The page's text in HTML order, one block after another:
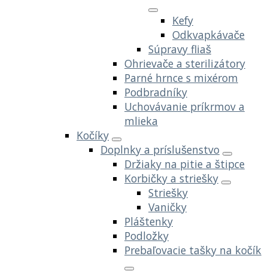
Kefy
Odkvapkávače
Súpravy fliaš
Ohrievače a sterilizátory
Parné hrnce s mixérom
Podbradníky
Uchovávanie príkrmov a
mlieka
Kočíky
Doplnky a príslušenstvo
Držiaky na pitie a štipce
Korbičky a striešky
Striešky
Vaničky
Pláštenky
Podložky
Prebaľovacie tašky na kočík